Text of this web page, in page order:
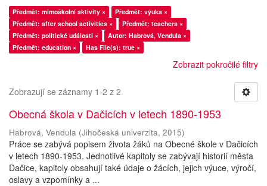
Předmět: mimoškolní aktivity ×
Předmět: výuka ×
Předmět: after school activities ×
Předmět: teachers ×
Předmět: politické události ×
Autor: Habrová, Vendula ×
Předmět: education ×
Has File(s): true ×
Zobrazit pokročilé filtry
Zobrazují se záznamy 1-2 z 2
Obecná škola v Dačicích v letech 1890-1953
Habrová, Vendula (Jihočeská univerzita, 2015)
Práce se zabývá popisem života žáků na Obecné škole v Dačicích
v letech 1890-1953. Jednotlivé kapitoly se zabývají historií města
Dačice, kapitoly obsahují také údaje o žácích, jejich výuce, výročí,
oslavy a vzpomínky a ...